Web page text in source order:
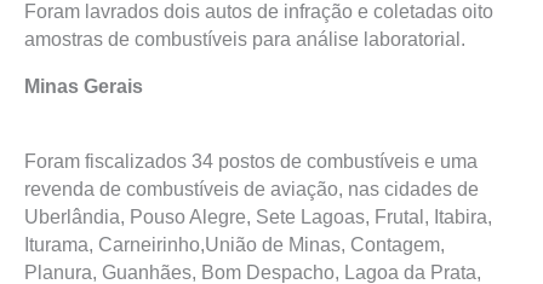
Foram lavrados dois autos de infração e coletadas oito
amostras de combustíveis para análise laboratorial.
Minas Gerais
Foram fiscalizados 34 postos de combustíveis e uma
revenda de combustíveis de aviação, nas cidades de
Uberlândia, Pouso Alegre, Sete Lagoas, Frutal, Itabira,
Iturama, Carneirinho,União de Minas, Contagem,
Planura, Guanhães, Bom Despacho, Lagoa da Prata,